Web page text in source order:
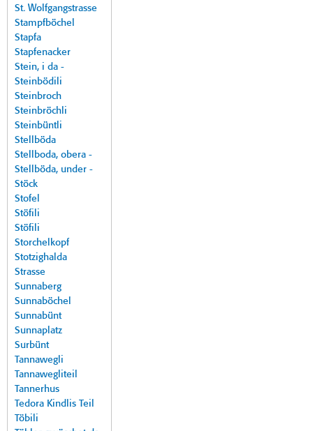
St. Wolfgangstrasse
Stampfböchel
Stapfa
Stapfenacker
Stein, i da -
Steinbödili
Steinbroch
Steinbröchli
Steinbüntli
Stellböda
Stellboda, obera -
Stellböda, under -
Stöck
Stofel
Stöfili
Stöfili
Storchelkopf
Stotzighalda
Strasse
Sunnaberg
Sunnaböchel
Sunnabünt
Sunnaplatz
Surbünt
Tannawegli
Tannawegliteil
Tannerhus
Tedora Kindlis Teil
Töbili